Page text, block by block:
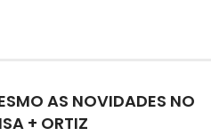
AS NOVIDADES NO
+ ORTIZ